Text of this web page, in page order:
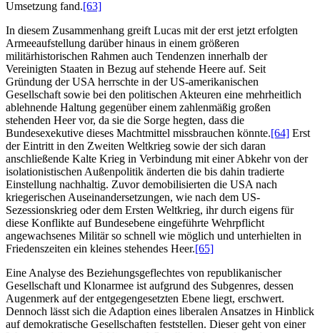
Umsetzung fand.[63]
In diesem Zusammenhang greift Lucas mit der erst jetzt erfolgten
Armeeaufstellung darüber hinaus in einem größeren
militärhistorischen Rahmen auch Tendenzen innerhalb der
Vereinigten Staaten in Bezug auf stehende Heere auf. Seit
Gründung der USA herrschte in der US-amerikanischen
Gesellschaft sowie bei den politischen Akteuren eine mehrheitlich
ablehnende Haltung gegenüber einem zahlenmäßig großen
stehenden Heer vor, da sie die Sorge hegten, dass die
Bundesexekutive dieses Machtmittel missbrauchen könnte.[64] Erst
der Eintritt in den Zweiten Weltkrieg sowie der sich daran
anschließende Kalte Krieg in Verbindung mit einer Abkehr von der
isolationistischen Außenpolitik änderten die bis dahin tradierte
Einstellung nachhaltig. Zuvor demobilisierten die USA nach
kriegerischen Auseinandersetzungen, wie nach dem US-
Sezessionskrieg oder dem Ersten Weltkrieg, ihr durch eigens für
diese Konflikte auf Bundesebene eingeführte Wehrpflicht
angewachsenes Militär so schnell wie möglich und unterhielten in
Friedenszeiten ein kleines stehendes Heer.[65]
Eine Analyse des Beziehungsgeflechtes von republikanischer
Gesellschaft und Klonarmee ist aufgrund des Subgenres, dessen
Augenmerk auf der entgegengesetzten Ebene liegt, erschwert.
Dennoch lässt sich die Adaption eines liberalen Ansatzes in Hinblick
auf demokratische Gesellschaften feststellen. Dieser geht von einer